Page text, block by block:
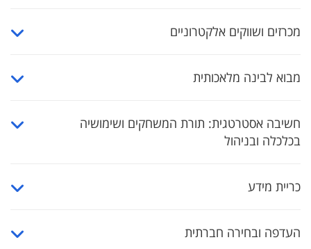
מכרזים ושווקים אלקטרוניים
מבוא לבינה מלאכותית
חשיבה אסטרטגית: תורת המשחקים ושימושיה
בכלכלה ובניהול
כריית מידע
העדפה ובחירה חברתית